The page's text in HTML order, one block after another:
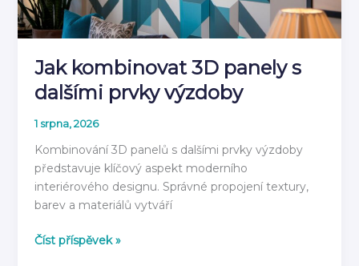
Jak kombinovat 3D panely s
dalšími prvky výzdoby
1 srpna, 2026
Kombinování 3D panelů s dalšími prvky výzdoby
představuje klíčový aspekt moderního
interiérového designu. Správné propojení textury,
barev a materiálů vytváří
Jak
Číst příspěvek »